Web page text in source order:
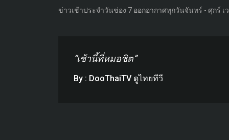
ข่าวเช้าประจำวันช่อง 7 ออกอากาศทุกวันจันทร์ - ศุกร์ เ
“เช้านี้ที่หมอชิต”
By : DooThaiTV ดูไทยทีวี